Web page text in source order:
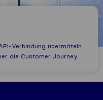
Verbindung übermitteln
die Customer Journey